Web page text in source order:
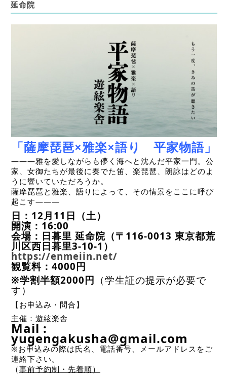
延命院
「薩摩琵琶×雅楽×語り 平家物語」
———雅を愛しながらも儚く海へと沈んだ平家一門。公
家、女御たちが最後に奏でた笛、楽琵琶、朗詠はどのよ
うに響いていただろうか。
薩摩琵琶と雅楽、語りによって、その情景をここに呼び
起こす———
日：12月11日（土）
開演：16:00
会場：日暮里 延命院（〒116-0013 東京都荒
川区西日暮里3-10-1）
https://enmeiin.net/
観覧料：4000円
※学割半額2000円 （学生証の提示が必要で
す）
【お申込み・問合】
主催：遊絃楽舎
Mail :
yugengakusha@gmail.com
※お申込みの際は氏名、電話番号、メールアドレスをご
連絡下さい。
（事前予約制・先着順）